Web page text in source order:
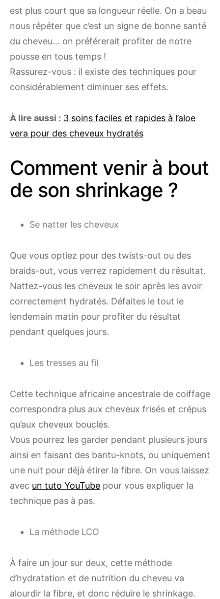
est plus court que sa longueur réelle. On a beau
nous répéter que c’est un signe de bonne santé
du cheveu… on préférerait profiter de notre
pousse en tous temps !
Rassurez-vous : il existe des techniques pour
considérablement diminuer ses effets.
À lire aussi : 3 soins faciles et rapides à l’aloe
vera pour des cheveux hydratés
Comment venir à bout
de son shrinkage ?
Se natter les cheveux
Que vous optiez pour des twists-out ou des
braids-out, vous verrez rapidement du résultat.
Nattez-vous les cheveux le soir après les avoir
correctement hydratés. Défaites le tout le
lendemain matin pour profiter du résultat
pendant quelques jours.
Les tresses au fil
Cette technique africaine ancestrale de coiffage
correspondra plus aux cheveux frisés et crépus
qu’aux cheveux bouclés.
Vous pourrez les garder pendant plusieurs jours
ainsi en faisant des bantu-knots, ou uniquement
une nuit pour déjà étirer la fibre. On vous laissez
avec un tuto YouTube pour vous expliquer la
technique pas à pas.
La méthode LCO
À faire un jour sur deux, cette méthode
d’hydratation et de nutrition du cheveu va
alourdir la fibre, et donc réduire le shrinkage.